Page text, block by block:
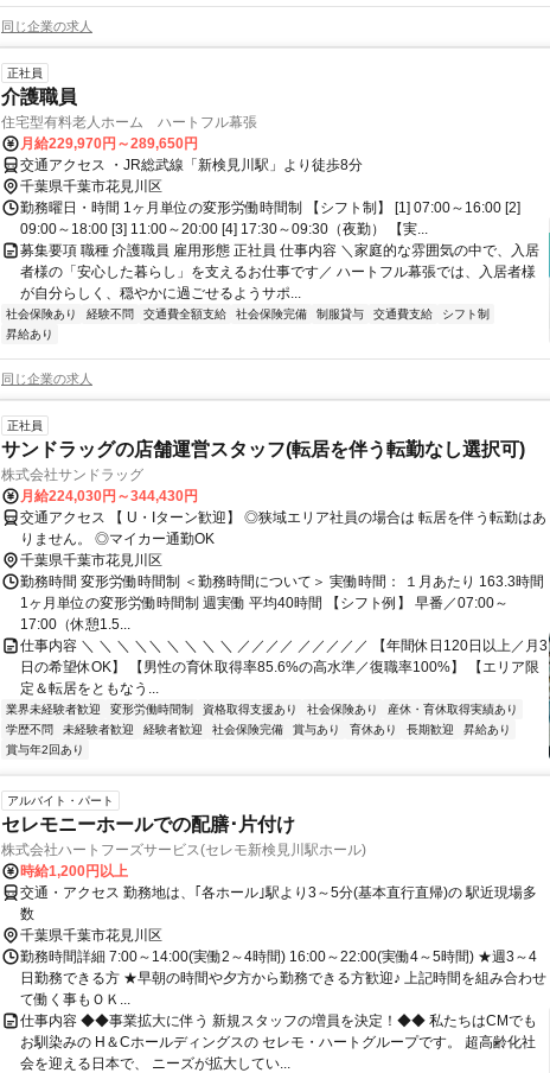
同じ企業の求人
正社員
介護職員
住宅型有料老人ホーム ハートフル幕張
月給229,970円～289,650円
交通アクセス ・JR総武線「新検見川駅」より徒歩8分
千葉県千葉市花見川区
勤務曜日・時間 1ヶ月単位の変形労働時間制 【シフト制】 [1] 07:00～16:00 [2]
09:00～18:00 [3] 11:00～20:00 [4] 17:30～09:30（夜勤） 【実...
募集要項 職種 介護職員 雇用形態 正社員 仕事内容 ＼家庭的な雰囲気の中で、入居
者様の「安心した暮らし」を支えるお仕事です／ ハートフル幕張では、入居者様
が自分らしく、穏やかに過ごせるようサポ...
社会保険あり 経験不問 交通費全額支給 社会保険完備 制服貸与 交通費支給
シフト制
昇給あり
同じ企業の求人
正社員
サンドラッグの店舗運営スタッフ(転居を伴う転勤なし選択可)
株式会社サンドラッグ
月給224,030円～344,430円
交通アクセス 【 U・Iターン歓迎】 ◎狭域エリア社員の場合は 転居を伴う転勤はあ
りません。 ◎マイカー通勤OK
千葉県千葉市花見川区
勤務時間 変形労働時間制 ＜勤務時間について＞ 実働時間： １月あたり 163.3時間
1ヶ月単位の変形労働時間制 週実働 平均40時間 【シフト例】 早番／07:00～
17:00（休憩1.5...
仕事内容 ＼ ＼ ＼ ＼＼ ＼ ＼ ＼ ＼ ／／／／ ／／／／／ 【年間休日120日以上／月3
日の希望休OK】 【男性の育休取得率85.6%の高水準／復職率100%】 【エリア限
定＆転居をともなう...
業界未経験者歓迎 変形労働時間制 資格取得支援あり 社会保険あり
産休・育休取得実績あり
学歴不問
未経験者歓迎 経験者歓迎 社会保険完備 賞与あり 育休あり 長期歓迎
昇給あり
賞与年2回あり
アルバイト・パート
セレモニーホールでの配膳･片付け
株式会社ハートフーズサービス(セレモ新検見川駅ホール)
時給1,200円以上
交通・アクセス 勤務地は、｢各ホール｣駅より3～5分(基本直行直帰)の 駅近現場多
数
千葉県千葉市花見川区
勤務時間詳細 7:00～14:00(実働2～4時間) 16:00～22:00(実働4～5時間) ★週3～4
日勤務できる方 ★早朝の時間や夕方から勤務できる方歓迎♪ 上記時間を組み合わせ
て働く事もＯＫ...
仕事内容 ◆◆事業拡大に伴う 新規スタッフの増員を決定！◆◆ 私たちはCMでも
お馴染みの H＆Cホールディングスの セレモ・ハートグループです。 超高齢化社
会を迎える日本で、 ニーズが拡大してい...